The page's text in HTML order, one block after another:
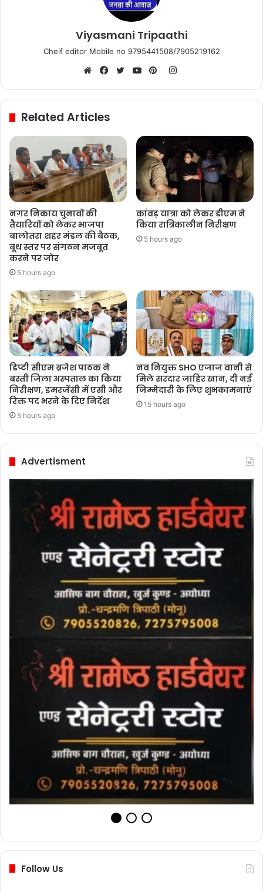
Viyasmani Tripaathi
Cheif editor Mobile no 9795441508/7905219162
Instagram
Related Articles
नगर निकाय चुनावों की
तैयारियों को लेकर भाजपा
बालोतरा शहर मंडल की बैठक,
बूथ स्तर पर संगठन मजबूत
करने पर जोर
5 hours ago
कांवड़ यात्रा को लेकर डीएम ने
किया रात्रिकालीन निरीक्षण
5 hours ago
डिप्टी सीएम ब्रजेश पाठक ने
बस्ती जिला अस्पताल का किया
निरीक्षण, इमरजेंसी में एसी और
रिक्त पद भरने के दिए निर्देश
5 hours ago
नव नियुक्त SHO एजाज वानी से
मिले सरदार जाहिर खान, दी नई
जिम्मेदारी के लिए शुभकामनाएं
15 hours ago
Advertisment
Follow Us